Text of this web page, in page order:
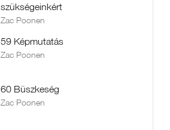
szükségeinkért
Zac Poonen
59 Képmutatás
Zac Poonen
60 Büszkeség
Zac Poonen